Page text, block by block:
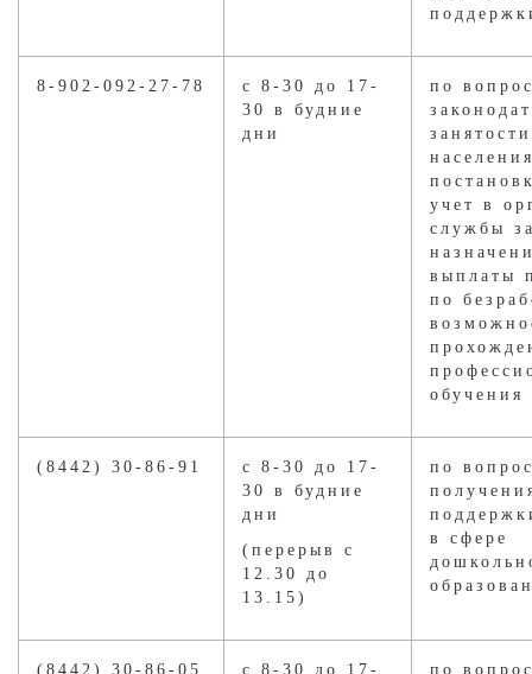
8-902-092-27-78
с 8-30 до 17-
30 в будние
дни
по
занятости
учет в
службы
выплаты
по
(8442) 30-86-91
с 8-30 до 17-
30 в будние
дни
(перерыв с
12.30 до
13.15)
по
в сфере
(8442) 30-86-05
с 8-30 до 17-
по